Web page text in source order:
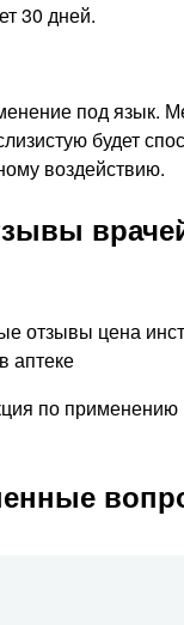
30 дней.
под язык.
будет
воздействию.